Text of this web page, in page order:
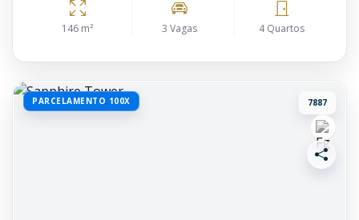
146 m² 3 Vagas 4 Quartos
PARCELAMENTO 100X 7887